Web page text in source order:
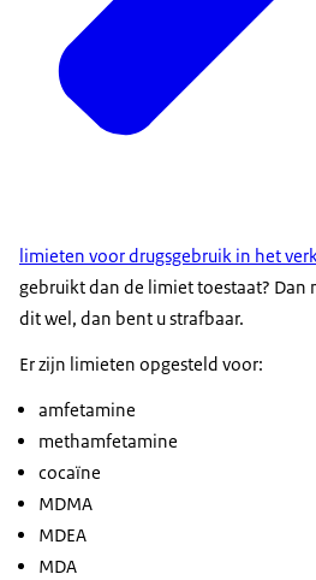
limieten voor drugsgebruik in het
gebruikt dan de limiet toestaat? Dan
dit wel, dan bent u strafbaar.
Er zijn limieten opgesteld voor:
amfetamine
methamfetamine
cocaïne
MDMA
MDEA
MDA